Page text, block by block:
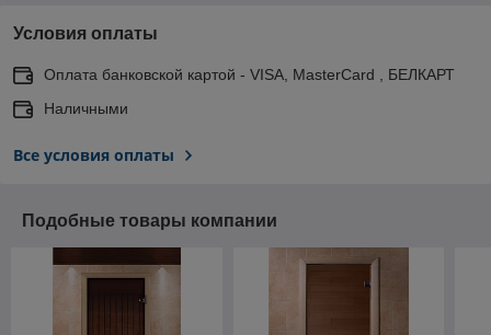
Условия оплаты
Оплата банковской картой - VISA, MasterCard , БЕЛКАРТ
Наличными
Все условия оплаты
Подобные товары компании